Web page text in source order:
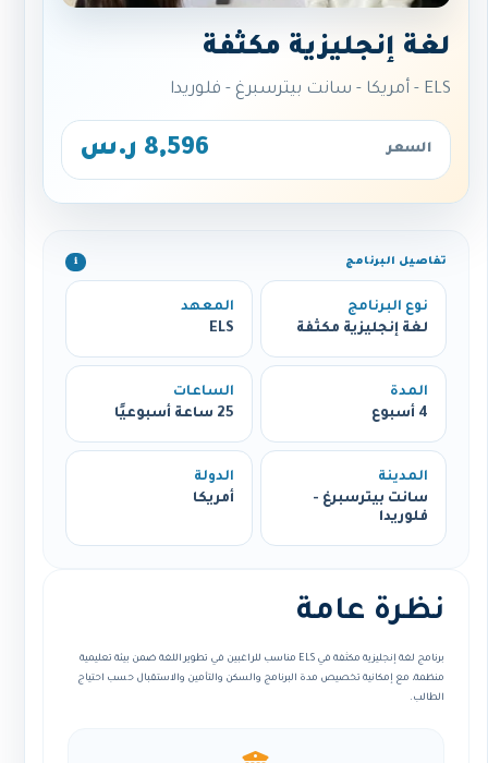
لغة إنجليزية مكثفة
ELS - أمريكا - سانت بيترسبرغ - فلوريدا
السعر 8,596 ر.س
تفاصيل البرنامج ℹ️
نوع البرنامج
لغة إنجليزية مكثفة
المعهد
ELS
المدة
4 أسبوع
الساعات
25 ساعة أسبوعيًا
المدينة
سانت بيترسبرغ -
فلوريدا
الدولة
أمريكا
نظرة عامة
برنامج لغة إنجليزية مكثفة في ELS مناسب للراغبين في تطوير اللغة ضمن بيئة تعليمية
منظمة، مع إمكانية تخصيص مدة البرنامج والسكن والتأمين والاستقبال حسب احتياج
الطالب.